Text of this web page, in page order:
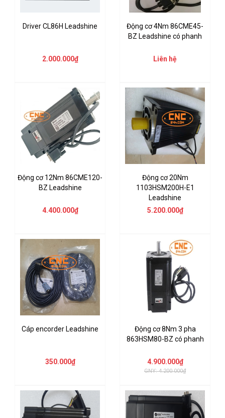
Driver CL86H Leadshine
2.000.000₫
Động cơ 4Nm 86CME45-
BZ Leadshine có phanh
Liên hệ
Động cơ 12Nm 86CME120-
BZ Leadshine
4.400.000₫
Động cơ 20Nm
1103HSM200H-E1
Leadshine
5.200.000₫
Cáp encorder Leadshine
350.000₫
Động cơ 8Nm 3 pha
863HSM80-BZ có phanh
4.900.000₫
GNY: 4.200.000₫